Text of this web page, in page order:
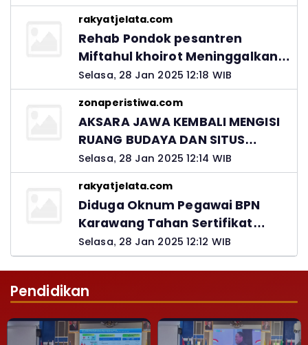
rakyatjelata.com
Rehab Pondok pesantren
Miftahul khoirot Meninggalkan
Hutang Ke Material, Mantan
Kadis PUPR Harus Bertanggung
Jawab
Selasa, 28 Jan 2025 12:18 WIB
zonaperistiwa.com
AKSARA JAWA KEMBALI MENGISI
RUANG BUDAYA DAN SITUS
LELUHUR NUSANTARA
Selasa, 28 Jan 2025 12:14 WIB
rakyatjelata.com
Diduga Oknum Pegawai BPN
Karawang Tahan Sertifikat
Pemohon PTSL
Selasa, 28 Jan 2025 12:12 WIB
Pendidikan